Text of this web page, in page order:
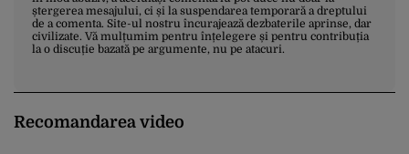
ștergerea mesajului, ci și la suspendarea temporară a dreptului
de a comenta. Site-ul nostru încurajează dezbaterile aprinse, dar
civilizate. Vă mulțumim pentru înțelegere și pentru contribuția
la o discuție bazată pe argumente, nu pe atacuri.
Recomandarea video